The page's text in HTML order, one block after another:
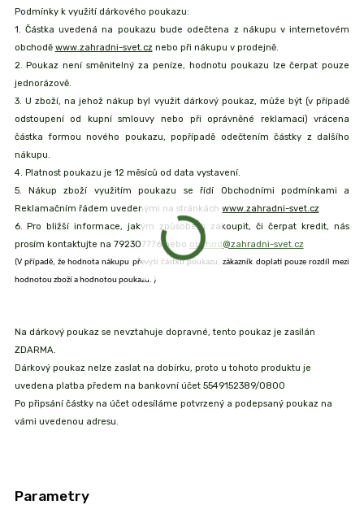
Podmínky k využití dárkového poukazu:
1. Částka uvedená na poukazu bude odečtena z nákupu v internetovém
obchodě www.zahradni-svet.cznebo při nákupu v prodejně.
2. Poukaz není směnitelný za peníze, hodnotu poukazu lze čerpat pouze
jednorázově.
3. U zboží, na jehož nákup byl využit dárkový poukaz, může být (v případě
odstoupení od kupní smlouvy nebo při oprávněné reklamaci) vrácena
částka formou nového poukazu, popřípadě odečtením částky z dalšího
nákupu.
4. Platnost poukazu je 12 měsíců od data vystavení.
5. Nákup zboží využitím poukazu se řídí Obchodními podmínkami a
Reklamačním řádem uvedenými na stránkách www.zahradni-svet.cz
6. Pro bližší informace, jakým způsobem zakoupit, či čerpat kredit, nás
prosím kontaktujte na 792307776 nebo obchod@zahradni-svet.cz
(V případě, že hodnota nákupu převýší částku poukazu, zákazník doplatí pouze rozdíl mezi
hodnotou zboží a hodnotou poukazu. )
Na dárkový poukaz se nevztahuje dopravné, tento poukaz je zasílán
ZDARMA.
Dárkový poukaz nelze zaslat na dobírku, proto u tohoto produktu je
uvedena platba předem na bankovní účet 5549152389/0800
Po připsání částky na účet odesíláme potvrzený a podepsaný poukaz na
vámi uvedenou adresu.
Parametry